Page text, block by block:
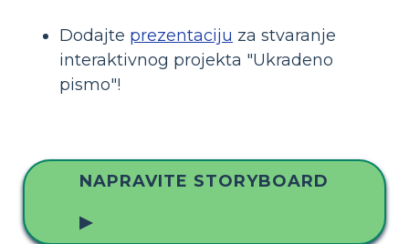
Dodajte prezentaciju za stvaranje
interaktivnog projekta "Ukradeno
pismo"!
NAPRAVITE STORYBOARD
▶